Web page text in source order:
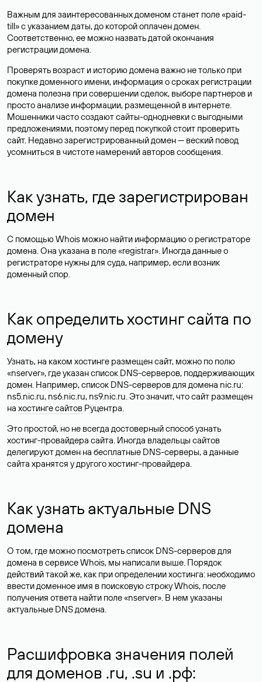
Важным для заинтересованных доменом станет поле «paid-
till» с указанием даты, до которой оплачен домен.
Соответственно, ее можно назвать датой окончания
регистрации домена.
Проверять возраст и историю домена важно не только при
покупке доменного имени, информация о сроках регистрации
домена полезна при совершении сделок, выборе партнеров и
просто анализе информации, размещенной в интернете.
Мошенники часто создают сайты-однодневки с выгодными
предложениями, поэтому перед покупкой стоит проверить
сайт. Недавно зарегистрированный домен — веский повод
усомниться в чистоте намерений авторов сообщения.
Как узнать, где зарегистрирован
домен
С помощью Whois можно найти информацию о регистраторе
домена. Она указана в поле «registrar». Иногда данные о
регистраторе нужны для суда, например, если возник
доменный спор.
Как определить хостинг сайта по
домену
Узнать, на каком хостинге размещен сайт, можно по полю
«nserver», где указан список DNS-серверов, поддерживающих
домен. Например, список DNS-серверов для домена nic.ru:
ns5.nic.ru, ns6.nic.ru, ns9.nic.ru. Это значит, что сайт размещен
на хостинге сайтов Руцентра.
Это простой, но не всегда достоверный способ узнать
хостинг-провайдера сайта. Иногда владельцы сайтов
делегируют домен на бесплатные DNS-серверы, а данные
сайта хранятся у другого хостинг-провайдера.
Как узнать актуальные DNS
домена
О том, где можно посмотреть список DNS-серверов для
домена в сервисе Whois, мы написали выше. Порядок
действий такой же, как при определении хостинга: необходимо
ввести доменное имя в поисковую строку Whois, после
получения ответа найти поле «nserver». В нем указаны
актуальные DNS домена.
Расшифровка значения полей
для доменов .ru, .su и .рф: